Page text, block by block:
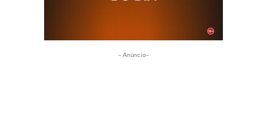
- Anúncio-